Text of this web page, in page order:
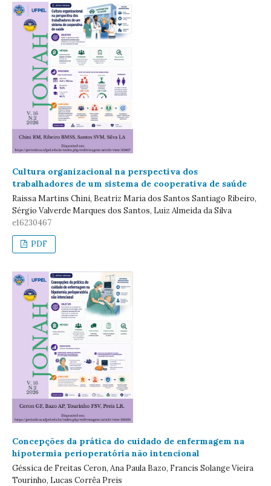
Cultura organizacional na perspectiva dos
trabalhadores de um sistema de cooperativa de saúde
Raissa Martins Chini, Beatriz Maria dos Santos Santiago Ribeiro,
Sérgio Valverde Marques dos Santos, Luiz Almeida da Silva
e16230467
PDF
Concepções da prática do cuidado de enfermagem na
hipotermia perioperatória não intencional
Géssica de Freitas Ceron, Ana Paula Bazo, Francis Solange Vieira
Tourinho, Lucas Corrêa Preis